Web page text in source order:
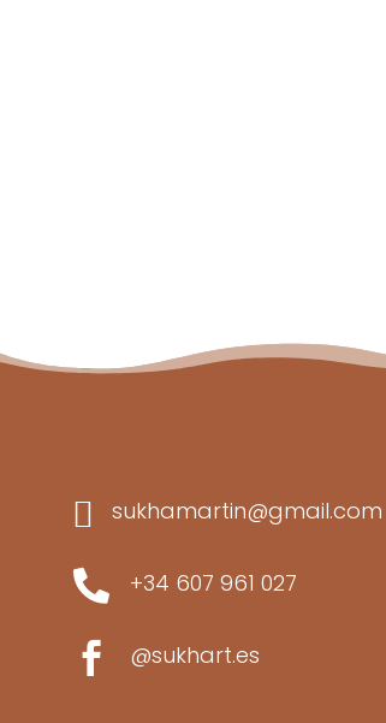
 sukhamartin@gmail.com
 +34 607 961 027
 @sukhart.es